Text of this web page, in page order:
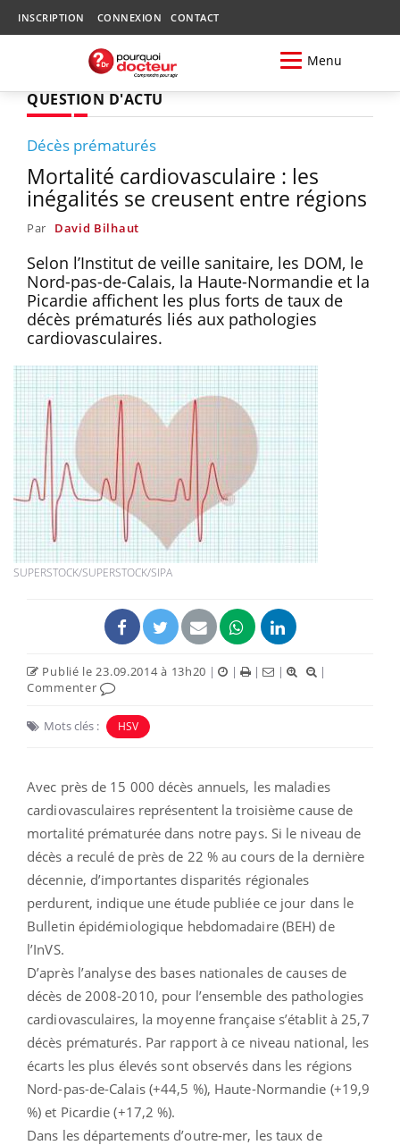
INSCRIPTION CONNEXION CONTACT
Menu
QUESTION D'ACTU
Décès prématurés
Mortalité cardiovasculaire : les
inégalités se creusent entre régions
Par David Bilhaut
Selon l’Institut de veille sanitaire, les DOM, le
Nord-pas-de-Calais, la Haute-Normandie et la
Picardie affichent les plus forts de taux de
décès prématurés liés aux pathologies
cardiovasculaires.
SUPERSTOCK/SUPERSTOCK/SIPA
Publié le 23.09.2014 à 13h20 | | | |
|
Commenter
Mots clés : HSV
Avec près de 15 000 décès annuels, les maladies
cardiovasculaires représentent la troisième cause de
mortalité prématurée dans notre pays. Si le niveau de
décès a reculé de près de 22 % au cours de la dernière
décennie, d’importantes disparités régionales
perdurent, indique une étude publiée ce jour dans le
Bulletin épidémiologique hebdomadaire (BEH) de
l’InVS.
D’après l’analyse des bases nationales de causes de
décès de 2008-2010, pour l’ensemble des pathologies
cardiovasculaires, la moyenne française s’établit à 25,7
décès prématurés. Par rapport à ce niveau national, les
écarts les plus élevés sont observés dans les régions
Nord-pas-de-Calais (+44,5 %), Haute-Normandie (+19,9
%) et Picardie (+17,2 %).
Dans les départements d’outre-mer, les taux de